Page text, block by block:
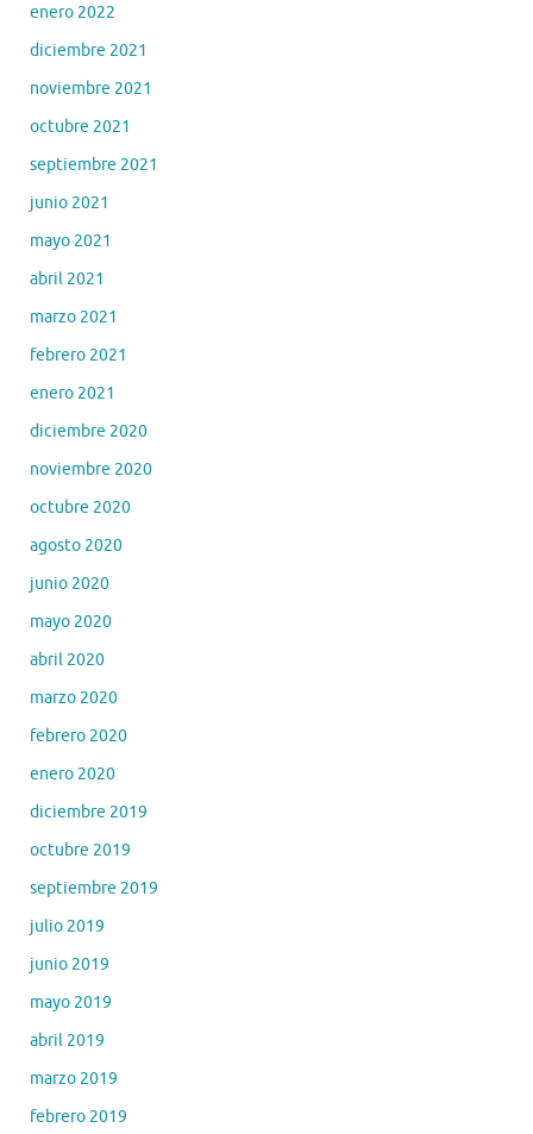
enero 2022
diciembre 2021
noviembre 2021
octubre 2021
septiembre 2021
junio 2021
mayo 2021
abril 2021
marzo 2021
febrero 2021
enero 2021
diciembre 2020
noviembre 2020
octubre 2020
agosto 2020
junio 2020
mayo 2020
abril 2020
marzo 2020
febrero 2020
enero 2020
diciembre 2019
octubre 2019
septiembre 2019
julio 2019
junio 2019
mayo 2019
abril 2019
marzo 2019
febrero 2019